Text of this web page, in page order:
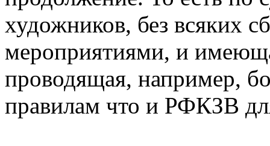
художников, без всяких
мероприятиями, и
проводящая, например,
правилам что и РФКЗВ